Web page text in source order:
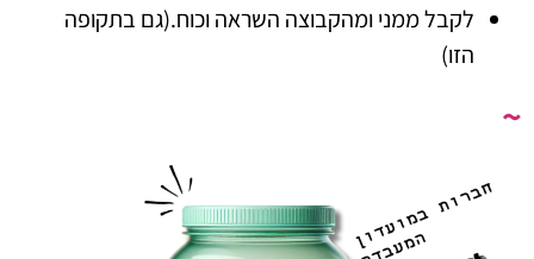
לקבל ממני ומהקבוצה השראה וכוח.(גם בתקופה
הזו)
~